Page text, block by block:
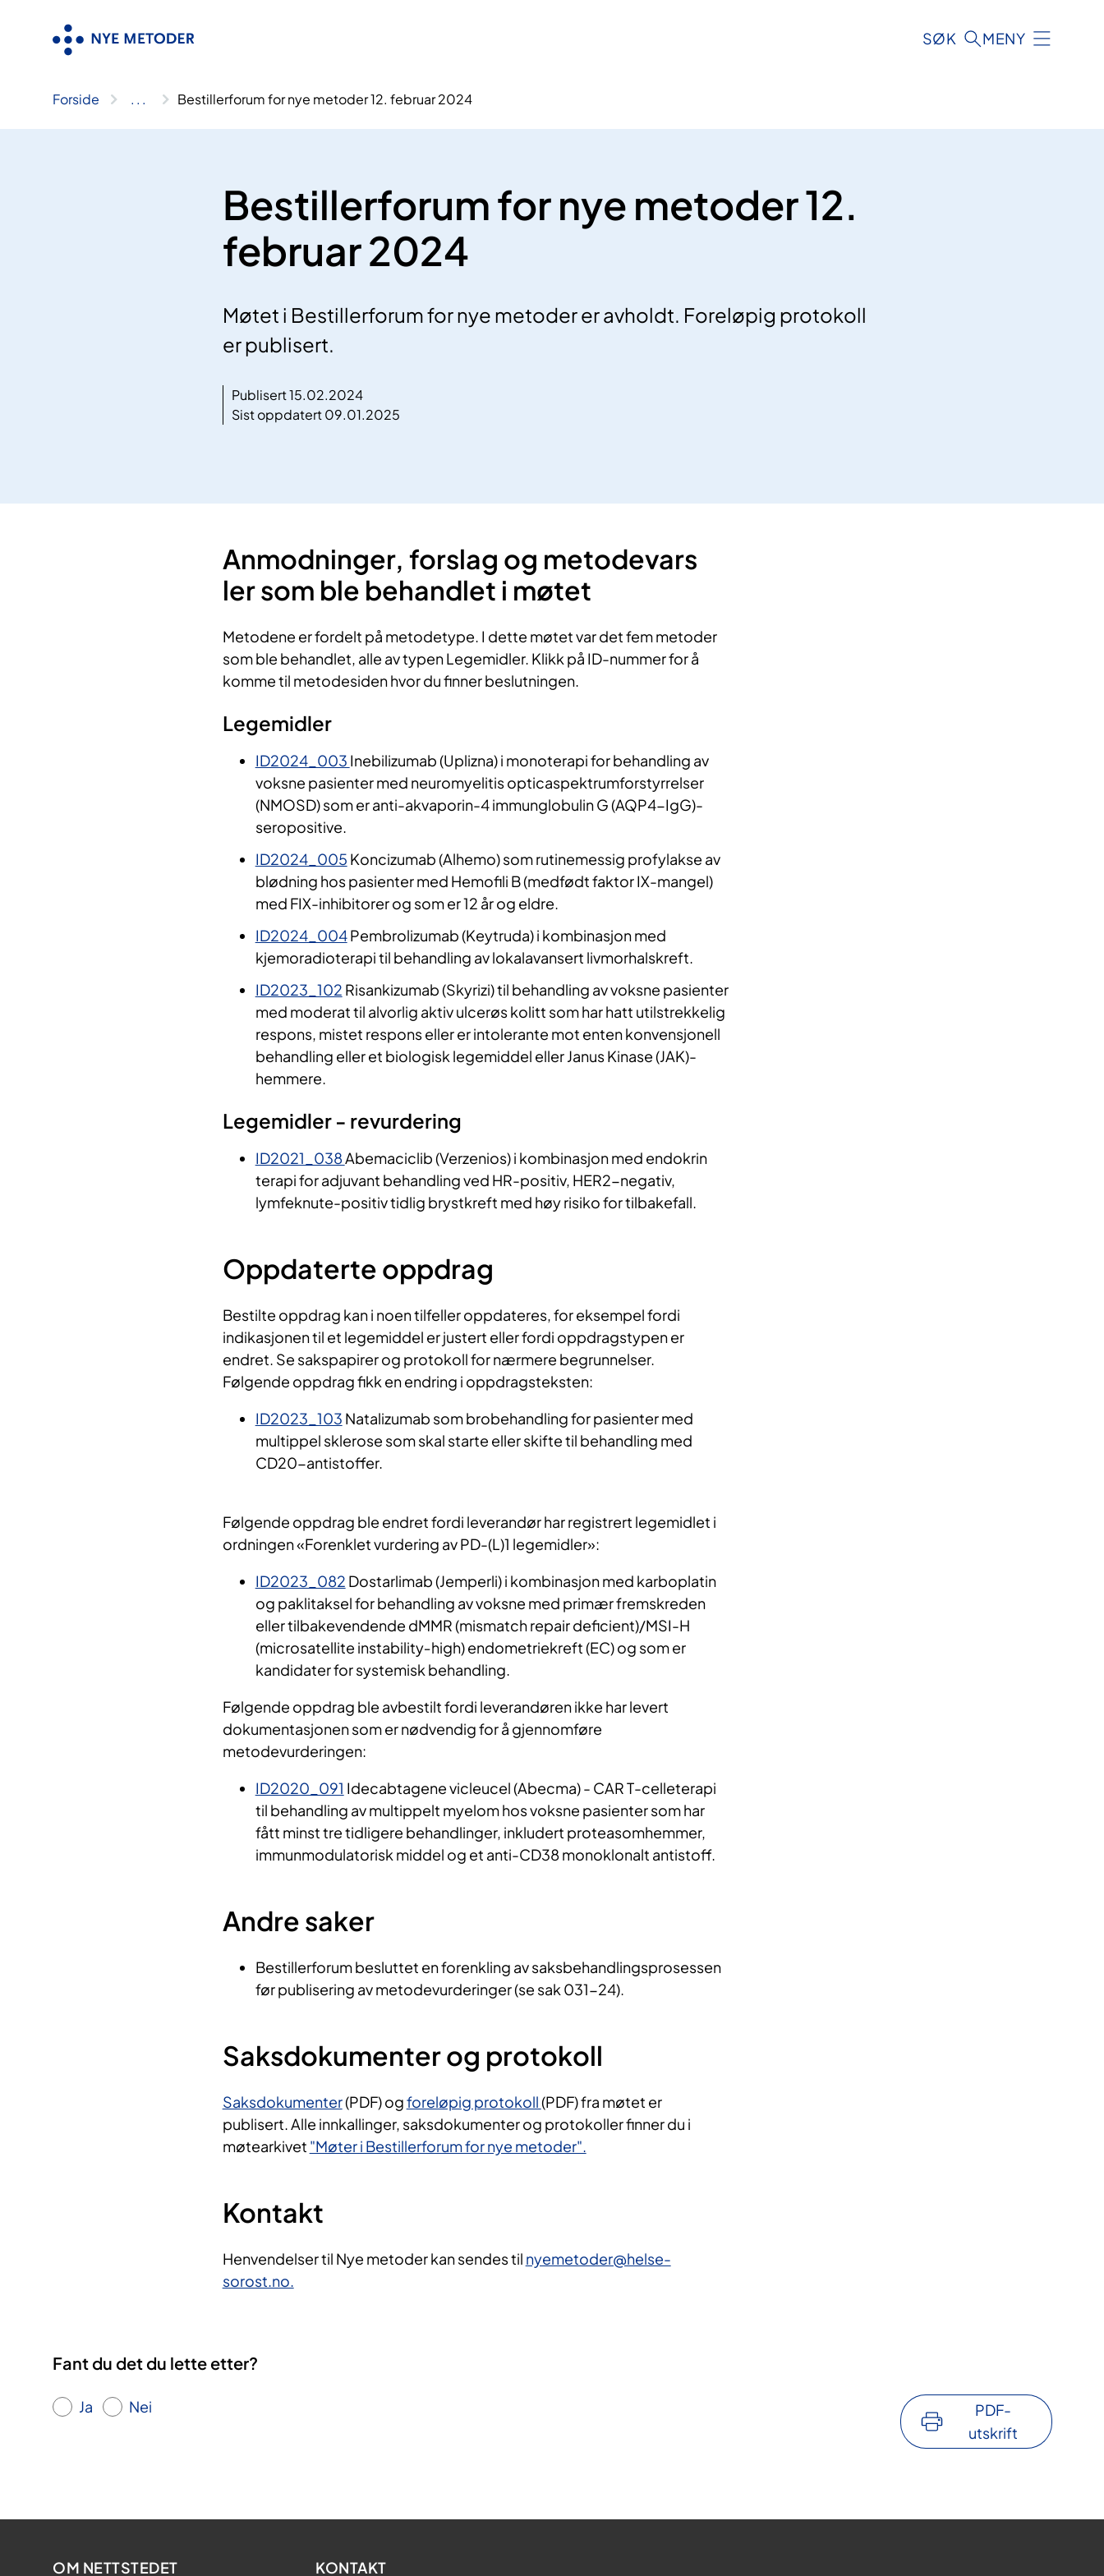
SØK MENY
Forside .. . Bestillerforum for nye metoder 12. februar 2024
Bestillerforum for nye metoder 12.
februar 2024
Møtet i Bestillerforum for nye metoder er avholdt. Foreløpig protokoll
er publisert.
Publisert 15.02.2024
Sist oppdatert 09.01.2025
Anmodninger, forslag og metodevars​​​
ler ​som ble behandlet i møtet
Metodene er fordelt på metodetype. I dette møtet var det fem metoder
som ble behandlet, alle ​av typen Legemidler. Klikk på ID-nummer for å
komme til metodesiden hvor du finner beslutningen.
Legemidler
ID2024_003 Inebilizumab (Uplizna) i monoterapi for behandling av
voksne pasienter med neuromyelitis opticaspektrumforstyrrelser
(NMOSD) som er anti-akvaporin-4 immunglobulin G (AQP4-IgG)-
seropositive.
ID2024_005 Koncizumab (Alhemo) som rutinemessig profylakse av
blødning hos pasienter med Hemofili B (medfødt faktor IX-mangel)
med FIX-inhibitorer og som er 12 år og eldre.
ID2024_004Pembrolizumab (Keytruda) i kombinasjon med
kjemoradioterapi til behandling av lokalavansert livmorhalskreft.
ID2023_102 Risankizumab (Skyrizi) til behandling av voksne pasienter
med moderat til alvorlig aktiv ulcerøs kolitt som har hatt utilstrekkelig
respons, mistet respons eller er intolerante mot enten konvensjonell
behandling eller et biologisk legemiddel eller Janus Kinase (JAK)-
hemmere.
Legemidler - revurdering
ID2021_038Abemaciclib (Verzenios) i kombinasjon med endokrin
terapi for adjuvant behandling ved HR-positiv, HER2-negativ,
lymfeknute-positiv tidlig brystkreft med høy risiko for tilbakefall.
Oppdaterte oppdrag
Bestilte oppdrag kan i noen tilfeller oppdateres, for eksempel fordi
indikasjonen til et legemiddel er justert eller fordi oppdragstypen er
endret. Se sakspapirer og protokoll for nærmere begrunnelser.
Følgende oppdrag fikk en endring i oppdragsteksten:
ID2023_103 Natalizumab som brobehandling for pasienter med
multippel sklerose som skal starte eller skifte til behandling med
CD20-antistoffer.
Følgende oppdrag ble endret fordi leverandør har registrert legemidlet i
ordningen «Forenklet vurdering av PD-(L)1 legemidler»:
ID2023_082 Dostarlimab (Jemperli) i kombinasjon med karboplatin
og paklitaksel for behandling av voksne med primær fremskreden
eller tilbakevendende dMMR (mismatch repair deficient)/MSI-H
(microsatellite instability‑high) endometriekreft (EC) og som er
kandidater for systemisk behandling.
Følgende oppdrag ble avbestilt fordi leverandøren ikke har levert
dokumentasjonen som er nødvendig for å gjennomføre
metodevurderingen:
ID2020_091 Idecabtagene vicleucel (Abecma) - CAR T-celleterapi
til behandling av multippelt myelom hos voksne pasienter som har
fått minst tre tidligere behandlinger, inkludert proteasomhemmer,
immunmodulatorisk middel og et anti-CD38 monoklonalt antistoff.
Andre saker
Bestillerforum besluttet en forenkling av saksbehandlingsprosessen
før publisering av metodevurderinger (se sak 031-24).
Saksdokumenter og protokoll
Saksdokumenter(PDF) ogforeløpig protokoll(PDF) fra møtet er
publisert. Alle innkallinger, saksdokumenter og protokoller finner du i
møtearkivet "Møter i Bestillerforum for nye metoder".
Kontakt
Henvendelser til Nye metoder kan sendes til nyemetoder@helse-
sorost.no.
Fant du det du lette etter?
Ja Nei
PDF-
utskrift
OM NETTSTEDET KONTAKT